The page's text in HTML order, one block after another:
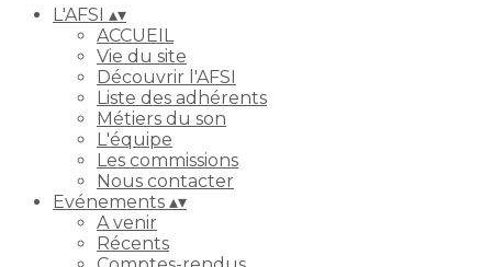
L'AFSI ▴▾
ACCUEIL
Vie du site
Découvrir l'AFSI
Liste des adhérents
Métiers du son
L'équipe
Les commissions
Nous contacter
Evénements ▴▾
A venir
Récents